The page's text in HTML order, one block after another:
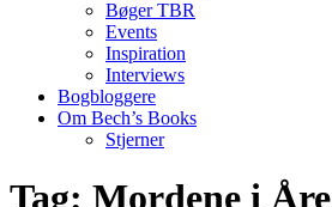
Bøger TBR
Events
Inspiration
Interviews
Bogbloggere
Om Bech’s Books
Stjerner
Tag: Mordene i Åre